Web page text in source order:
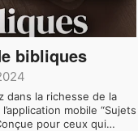
bibliques
dans la richesse de la
mobile “Sujets
pour ceux qui…